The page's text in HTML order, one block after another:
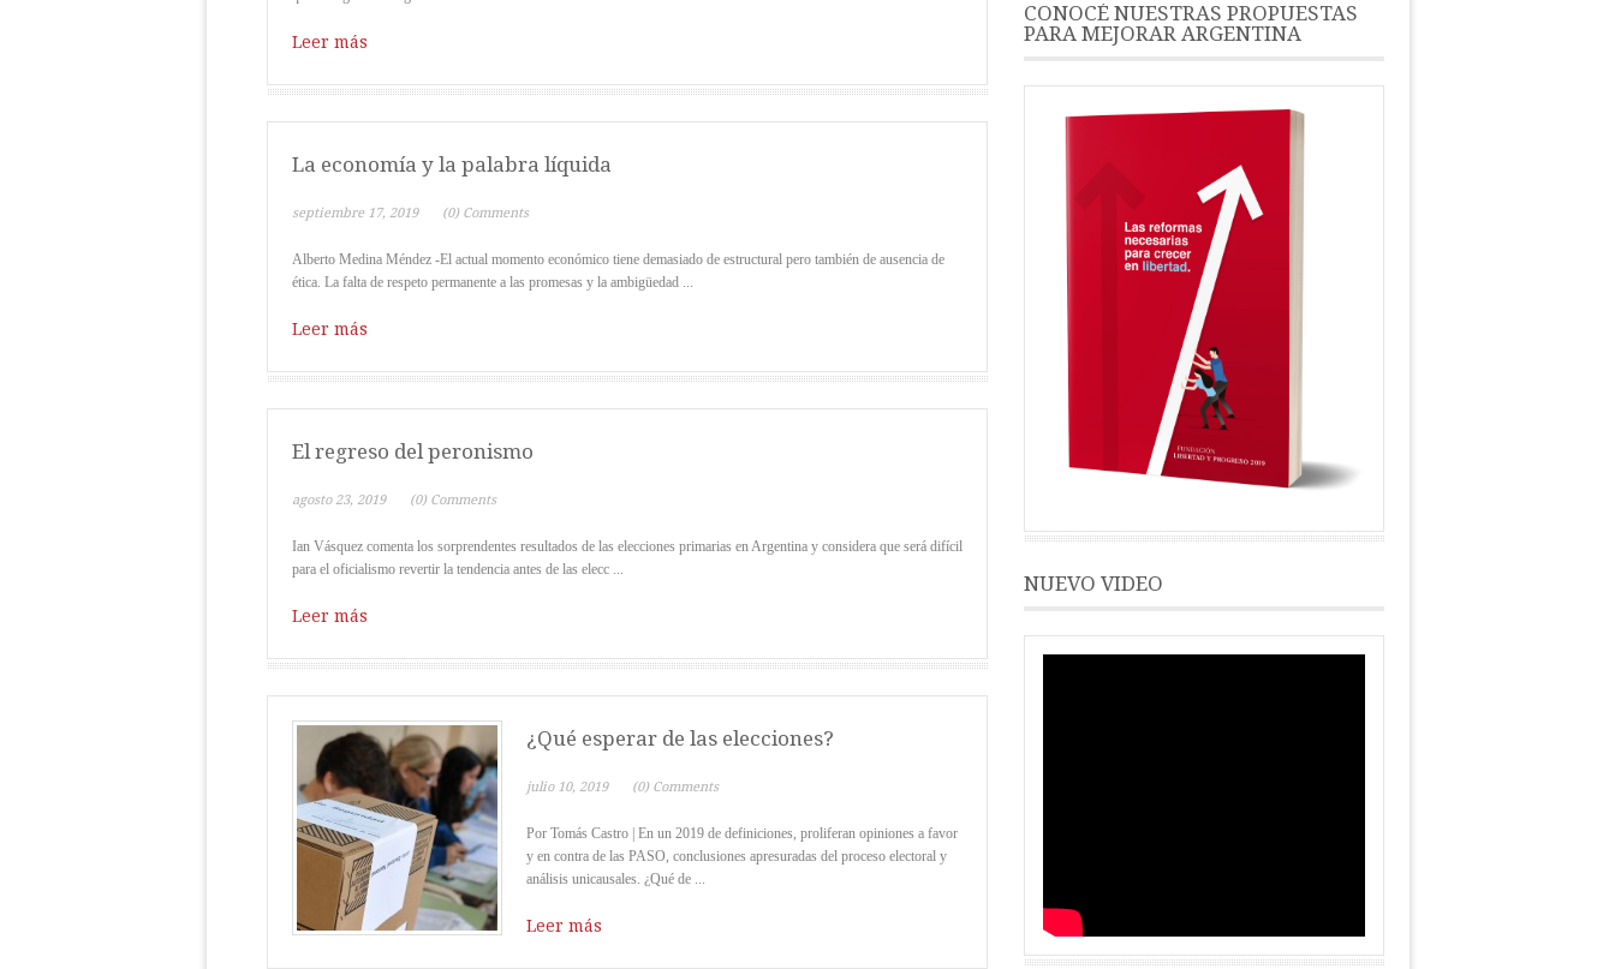
Leer más
La economía y la palabra líquida
septiembre 17, 2019 (0) Comments
Alberto Medina Méndez -El actual momento económico tiene demasiado de estructural pero también de ausencia de
ética. La falta de respeto permanente a las promesas y la ambigüedad ...
Leer más
El regreso del peronismo
agosto 23, 2019 (0) Comments
Ian Vásquez comenta los sorprendentes resultados de las elecciones primarias en Argentina y considera que será difícil
para el oficialismo revertir la tendencia antes de las elecc ...
Leer más
¿Qué esperar de las elecciones?
julio 10, 2019 (0) Comments
Por Tomás Castro | En un 2019 de definiciones, proliferan opiniones a favor
y en contra de las PASO, conclusiones apresuradas del proceso electoral y
análisis unicausales. ¿Qué de ...
Leer más
CONOCÉ NUESTRAS PROPUESTAS
PARA MEJORAR ARGENTINA
NUEVO VIDEO